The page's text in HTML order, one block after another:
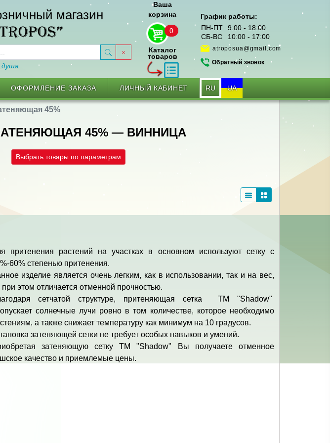
магазин
душа
Ваша
корзина
0
Каталог
товаров
График работы:
ПН-ПТ
9:00 - 18:00
СБ-ВС
10:00 - 17:00
atroposua@gmail.com
Обратный звонок
ОФОРМЛЕНИЕ ЗАКАЗА ЛИЧНЫЙ КАБИНЕТ RU UA
45%
45% — ВИННИЦА
Выбрать товары по параметрам
притенения растений на участках в основном используют сетку с
60% степенью притенения.
изделие является очень легким, как в использовании, так и на вес,
при этом отличается отменной прочностью.
сетчатой структуре, притеняющая сетка ТМ "Shadow"
солнечные лучи ровно в том количестве, которое необходимо
а также снижает температуру как минимум на 10 градусов.
затеняющей сетки не требует особых навыков и умений.
затеняющую сетку ТМ "Shadow" Вы получаете отменное
качество и приемлемые цены.